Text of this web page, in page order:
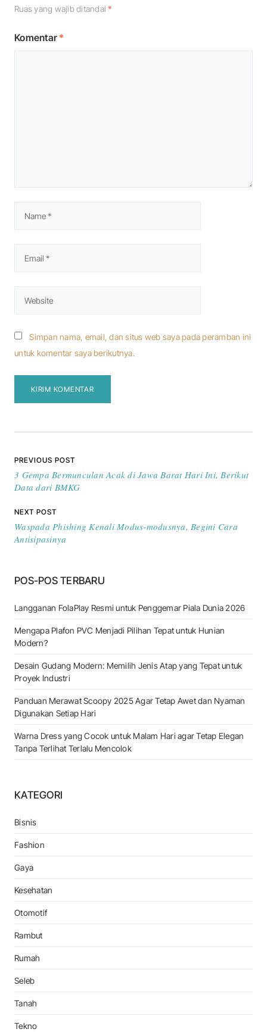
Ruas yang wajib ditandai*
Komentar *
Simpan nama, email, dan situs web saya pada peramban ini
untuk komentar saya berikutnya.
Navigasi pos
PREVIOUS POST
3 Gempa Bermunculan Acak di Jawa Barat Hari Ini, Berikut
Data dari BMKG
NEXT POST
Waspada Phishing Kenali Modus-modusnya, Begini Cara
Antisipasinya
POS-POS TERBARU
Langganan FolaPlay Resmi untuk Penggemar Piala Dunia 2026
Mengapa Plafon PVC Menjadi Pilihan Tepat untuk Hunian
Modern?
Desain Gudang Modern: Memilih Jenis Atap yang Tepat untuk
Proyek Industri
Panduan Merawat Scoopy 2025 Agar Tetap Awet dan Nyaman
Digunakan Setiap Hari
Warna Dress yang Cocok untuk Malam Hari agar Tetap Elegan
Tanpa Terlihat Terlalu Mencolok
KATEGORI
Bisnis
Fashion
Gaya
Kesehatan
Otomotif
Rambut
Rumah
Seleb
Tanah
Tekno